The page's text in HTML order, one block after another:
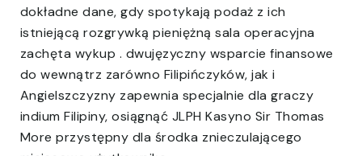
dokładne dane, gdy spotykają podaż z ich
istniejącą rozgrywką pieniężną sala operacyjna
zachęta wykup . dwujęzyczny wsparcie finansowe
do wewnątrz zarówno Filipińczyków, jak i
Angielszczyzny zapewnia specjalnie dla graczy
indium Filipiny, osiągnąć JLPH Kasyno Sir Thomas
More przystępny dla środka znieczulającego